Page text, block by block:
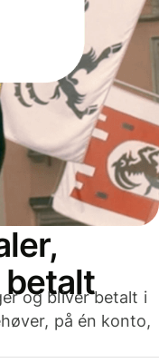
betalt
og bliver betalt i
på én konto,